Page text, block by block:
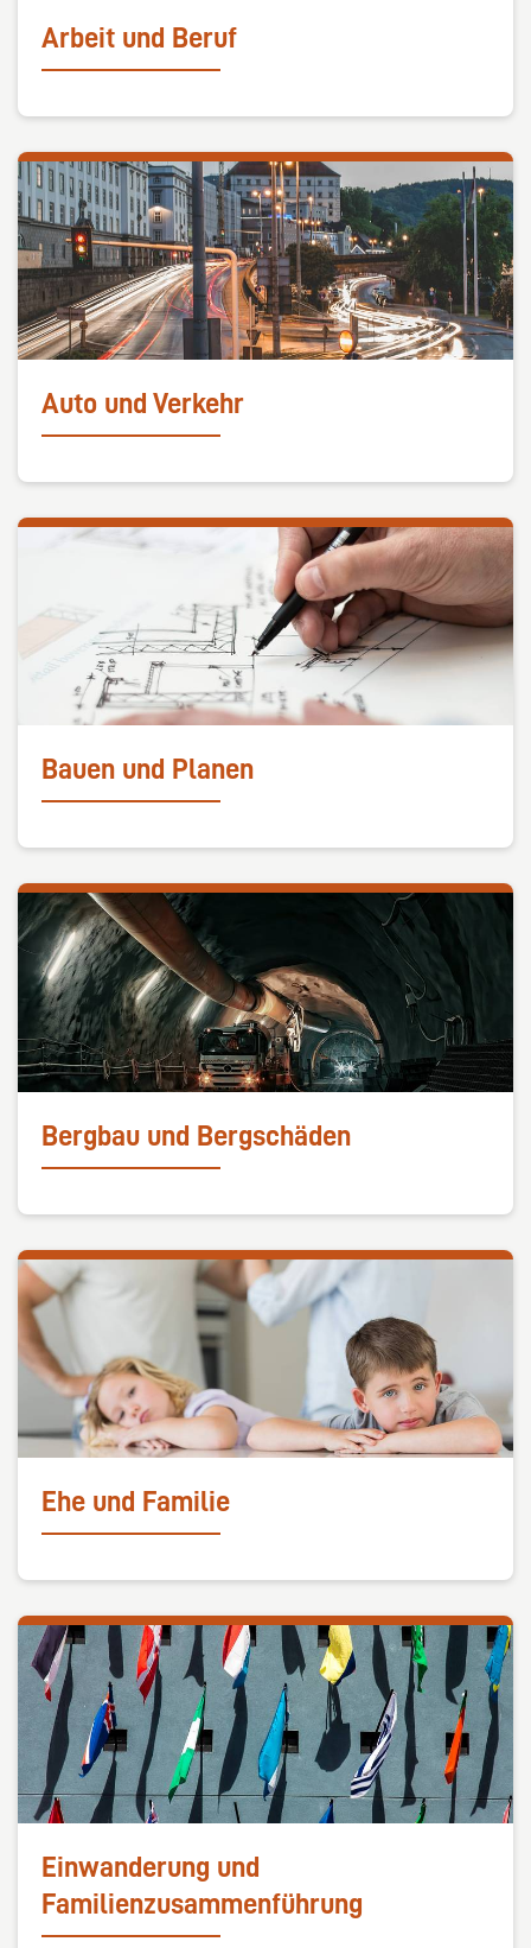
Arbeit und Beruf
Auto und Verkehr
Bauen und Planen
Bergbau und Bergschäden
Ehe und Familie
Einwanderung und
Familienzusammenführung